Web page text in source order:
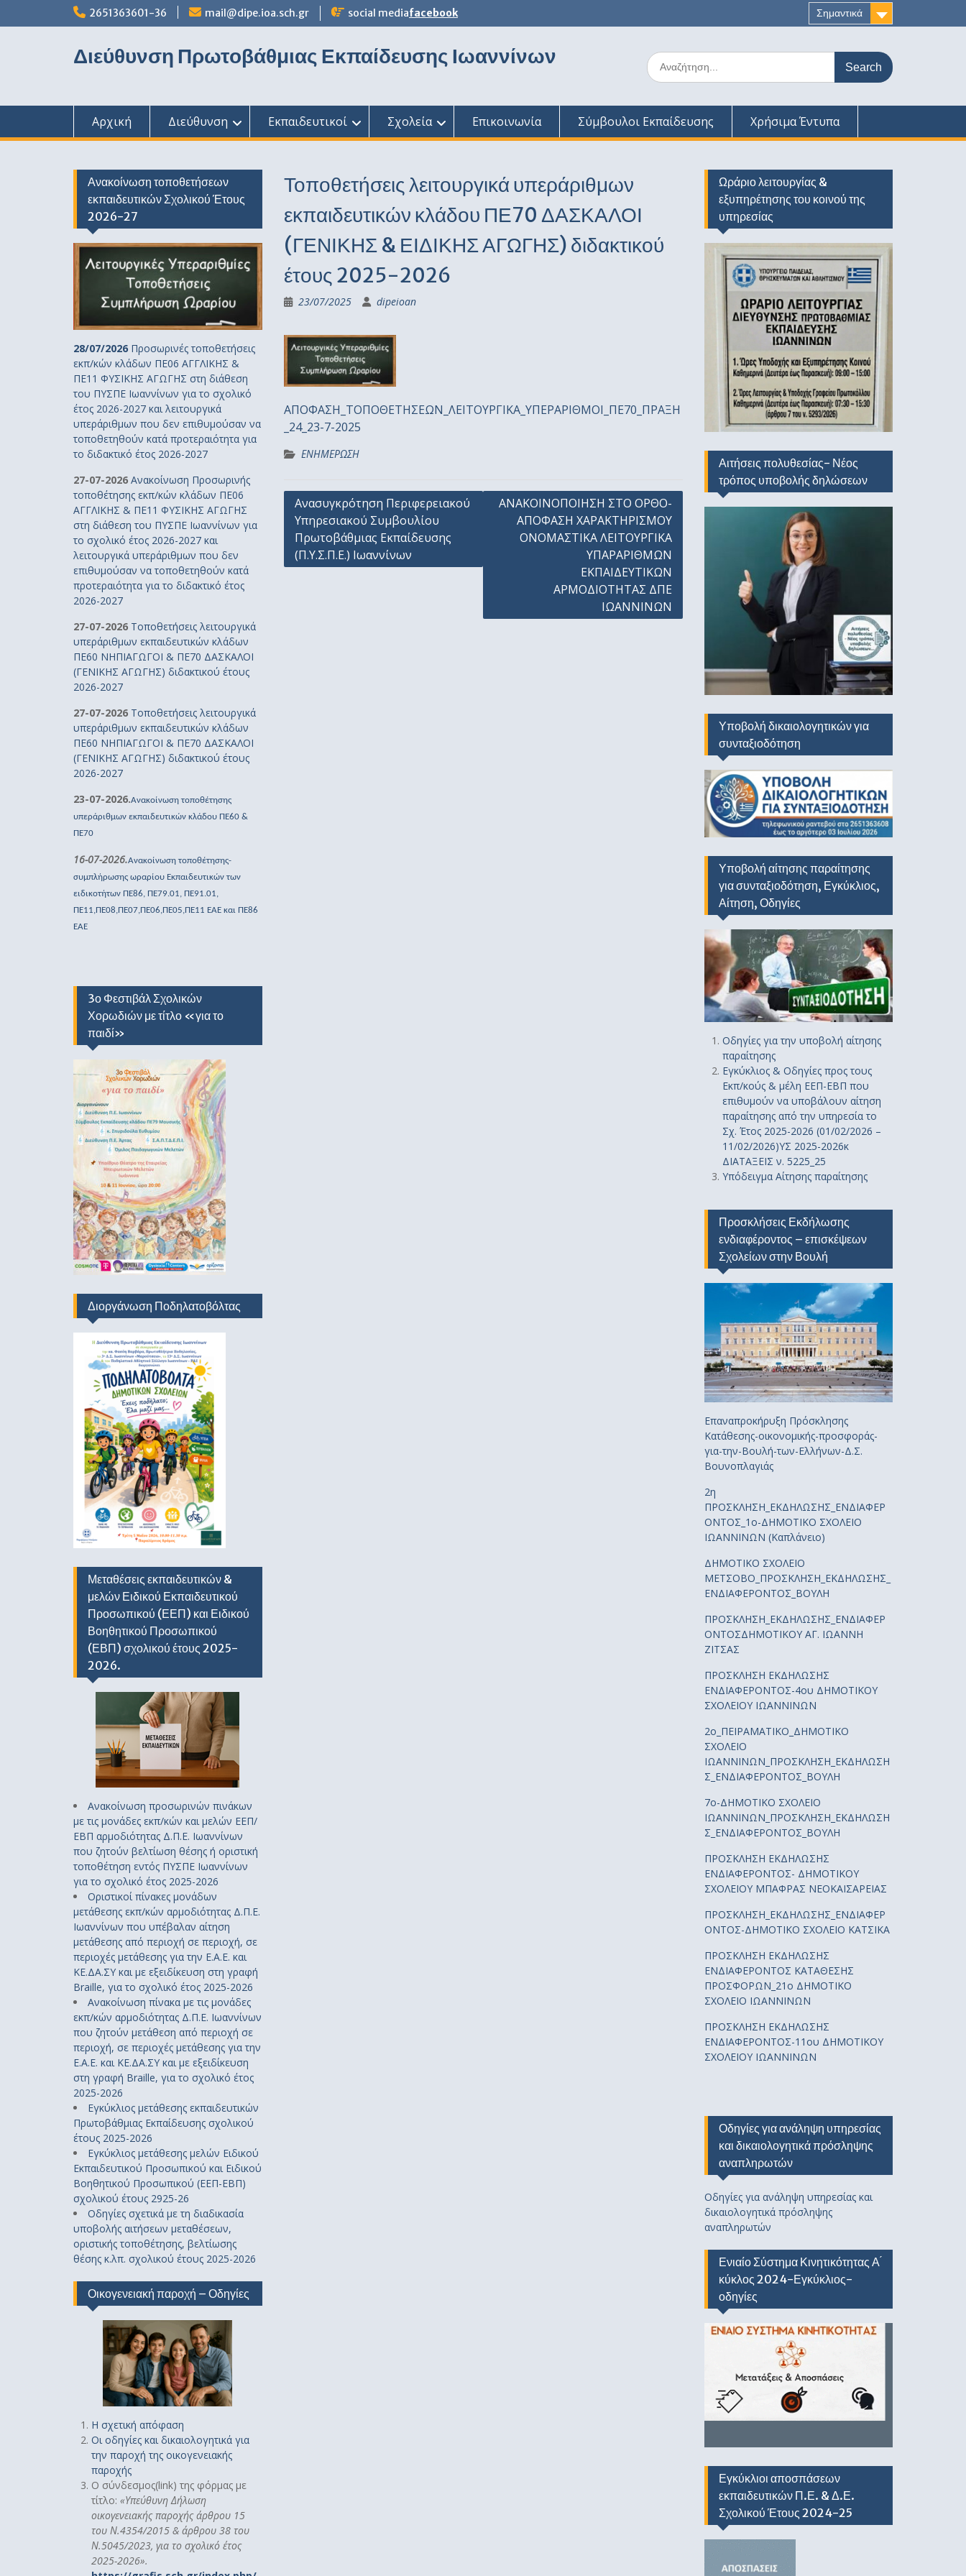
2651363601-36 mail@dipe.ioa.sch.gr social mediafacebook Σημαντικά
Διεύθυνση Πρωτοβάθμιας Εκπαίδευσης Ιωαννίνων
Search
for:
Αρχική Διεύθυνση Εκπαιδευτικοί Σχολεία Επικοινωνία Σύμβουλοι Εκπαίδευσης Χρήσιμα Έντυπα
Τοποθετήσεις λειτουργικά υπεράριθμων
εκπαιδευτικών κλάδου ΠΕ70 ΔΑΣΚΑΛΟΙ
(ΓΕΝΙΚΗΣ & ΕΙΔΙΚΗΣ ΑΓΩΓΗΣ) διδακτικού
έτους 2025-2026
23/07/2025 dipeioan
ΑΠΟΦΑΣΗ_ΤΟΠΟΘΕΤΗΣΕΩΝ_ΛΕΙΤΟΥΡΓΙΚΑ_ΥΠΕΡΑΡΙΘΜΟΙ_ΠΕ70_ΠΡΑΞΗ
_24_23-7-2025
ΕΝΗΜΕΡΩΣΗ
Πλοήγηση
άρθρων
Ανασυγκρότηση Περιφερειακού
Υπηρεσιακού Συμβουλίου
Πρωτοβάθμιας Εκπαίδευσης
(Π.Υ.Σ.Π.Ε.) Ιωαννίνων
ΑΝΑΚΟΙΝΟΠΟΙΗΣΗ ΣΤΟ ΟΡΘΟ-
ΑΠΟΦΑΣΗ ΧΑΡΑΚΤΗΡΙΣΜΟΥ
ΟΝΟΜΑΣΤΙΚΑ ΛΕΙΤΟΥΡΓΙΚΑ
ΥΠΑΡΑΡΙΘΜΩΝ
ΕΚΠΑΙΔΕΥΤΙΚΩΝ
ΑΡΜΟΔΙΟΤΗΤΑΣ ΔΠΕ
ΙΩΑΝΝΙΝΩΝ
Ωράριο λειτουργίας &
εξυπηρέτησης του κοινού της
υπηρεσίας
Αιτήσεις πολυθεσίας- Νέος
τρόπος υποβολής δηλώσεων
Υποβολή δικαιολογητικών για
συνταξιοδότηση
Υποβολή αίτησης παραίτησης
για συνταξιοδότηση, Εγκύκλιος,
Αίτηση, Οδηγίες
Οδηγίεςγια την υποβολή αίτησης
παραίτησης
Εγκύκλιος & Οδηγίες προς τους
Εκπ/κούς & μέλη ΕΕΠ-ΕΒΠ που
επιθυμούν να υποβάλουν αίτηση
παραίτησης από την υπηρεσία το
Σχ. Έτος 2025-2026 (01/02/2026 –
11/02/2026)ΥΣ 2025-2026κ
ΔΙΑΤΑΞΕΙΣ ν. 5225_25
Υπόδειγμα Αίτησης παραίτησης
Προσκλήσεις Εκδήλωσης
ενδιαφέροντος – επισκέψεων
Σχολείων στην Βουλή
Επαναπροκήρυξη Πρόσκλησης
Κατάθεσης-οικονομικής-προσφοράς-
για-την-Βουλή-των-Ελλήνων-Δ.Σ.
Βουνοπλαγιάς
2η
ΠΡΟΣΚΛΗΣΗ_ΕΚΔΗΛΩΣΗΣ_ΕΝΔΙΑΦΕΡ
ΟΝΤΟΣ_1ο-ΔΗΜΟΤΙΚΟ ΣΧΟΛΕΙΟ
ΙΩΑΝΝΙΝΩΝ (Καπλάνειο)
ΔΗΜΟΤΙΚΟ ΣΧΟΛΕΙΟ
ΜΕΤΣΟΒΟ_ΠΡΟΣΚΛΗΣΗ_ΕΚΔΗΛΩΣΗΣ_
ΕΝΔΙΑΦΕΡΟΝΤΟΣ_ΒΟΥΛΗ
ΠΡΟΣΚΛΗΣΗ_ΕΚΔΗΛΩΣΗΣ_ΕΝΔΙΑΦΕΡ
ΟΝΤΟΣΔΗΜΟΤΙΚΟΥ ΑΓ. ΙΩΑΝΝΗ
ΖΙΤΣΑΣ
ΠΡΟΣΚΛΗΣΗ ΕΚΔΗΛΩΣΗΣ
ΕΝΔΙΑΦΕΡΟΝΤΟΣ-4ου ΔΗΜΟΤΙΚΟΥ
ΣΧΟΛΕΙΟΥ ΙΩΑΝΝΙΝΩΝ
2ο_ΠΕΙΡΑΜΑΤΙΚΟ_ΔΗΜΟΤΙΚΟ
ΣΧΟΛΕΙΟ
ΙΩΑΝΝΙΝΩΝ_ΠΡΟΣΚΛΗΣΗ_ΕΚΔΗΛΩΣΗ
Σ_ΕΝΔΙΑΦΕΡΟΝΤΟΣ_ΒΟΥΛΗ
7ο-ΔΗΜΟΤΙΚΟ ΣΧΟΛΕΙΟ
ΙΩΑΝΝΙΝΩΝ_ΠΡΟΣΚΛΗΣΗ_ΕΚΔΗΛΩΣΗ
Σ_ΕΝΔΙΑΦΕΡΟΝΤΟΣ_ΒΟΥΛΗ
ΠΡΟΣΚΛΗΣΗ ΕΚΔΗΛΩΣΗΣ
ΕΝΔΙΑΦΕΡΟΝΤΟΣ- ΔΗΜΟΤΙΚΟΥ
ΣΧΟΛΕΙΟΥ ΜΠΑΦΡΑΣ ΝΕΟΚΑΙΣΑΡΕΙΑΣ
ΠΡΟΣΚΛΗΣΗ_ΕΚΔΗΛΩΣΗΣ_ΕΝΔΙΑΦΕΡ
ΟΝΤΟΣ-ΔΗΜΟΤΙΚΟ ΣΧΟΛΕΙΟ ΚΑΤΣΙΚΑ
ΠΡΟΣΚΛΗΣΗ ΕΚΔΗΛΩΣΗΣ
ΕΝΔΙΑΦΕΡΟΝΤΟΣ ΚΑΤΑΘΕΣΗΣ
ΠΡΟΣΦΟΡΩΝ_21ο ΔΗΜΟΤΙΚΟ
ΣΧΟΛΕΙΟ ΙΩΑΝΝΙΝΩΝ
ΠΡΟΣΚΛΗΣΗ ΕΚΔΗΛΩΣΗΣ
ΕΝΔΙΑΦΕΡΟΝΤΟΣ-11ου ΔΗΜΟΤΙΚΟΥ
ΣΧΟΛΕΙΟΥ ΙΩΑΝΝΙΝΩΝ
Οδηγίες για ανάληψη υπηρεσίας
και δικαιολογητικά πρόσληψης
αναπληρωτών
Οδηγίες για ανάληψη υπηρεσίας και
δικαιολογητικά πρόσληψης
αναπληρωτών
Ενιαίο Σύστημα Κινητικότητας Α ́
κύκλος 2024-Εγκύκλιος-
οδηγίες
Εγκύκλιοι αποσπάσεων
εκπαιδευτικών Π.Ε. & Δ.Ε.
Σχολικού Έτους 2024-25
Ανακοίνωση τοποθετήσεων
εκπαιδευτικών Σχολικού Έτους
2026-27
28/07/2026 Προσωρινές τοποθετήσεις
εκπ/κών κλάδων ΠΕ06 ΑΓΓΛΙΚΗΣ &
ΠΕ11 ΦΥΣΙΚΗΣ ΑΓΩΓΗΣ στη διάθεση
του ΠΥΣΠΕ Ιωαννίνων για το σχολικό
έτος 2026-2027 και λειτουργικά
υπεράριθμων που δεν επιθυμούσαν να
τοποθετηθούν κατά προτεραιότητα για
το διδακτικό έτος 2026-2027
27-07-2026 Ανακοίνωση Προσωρινής
τοποθέτησης εκπ/κών κλάδων ΠΕ06
ΑΓΓΛΙΚΗΣ & ΠΕ11 ΦΥΣΙΚΗΣ ΑΓΩΓΗΣ
στη διάθεση του ΠΥΣΠΕ Ιωαννίνων για
το σχολικό έτος 2026-2027 και
λειτουργικά υπεράριθμων που δεν
επιθυμούσαν να τοποθετηθούν κατά
προτεραιότητα για το διδακτικό έτος
2026-2027
27-07-2026 Τοποθετήσεις λειτουργικά
υπεράριθμων εκπαιδευτικών κλάδων
ΠΕ60 ΝΗΠΙΑΓΩΓΟΙ & ΠΕ70 ΔΑΣΚΑΛΟΙ
(ΓΕΝΙΚΗΣ ΑΓΩΓΗΣ) διδακτικού έτους
2026-2027
27-07-2026 Τοποθετήσεις λειτουργικά
υπεράριθμων εκπαιδευτικών κλάδων
ΠΕ60 ΝΗΠΙΑΓΩΓΟΙ & ΠΕ70 ΔΑΣΚΑΛΟΙ
(ΓΕΝΙΚΗΣ ΑΓΩΓΗΣ) διδακτικού έτους
2026-2027
23-07-2026.Ανακοίνωση τοποθέτησης
υπεράριθμων εκπαιδευτικών κλάδου ΠΕ60 &
ΠΕ70
16-07-2026.Ανακοίνωση τοποθέτησης-
συμπλήρωσης ωραρίου Εκπαιδευτικών των
ειδικοτήτων ΠΕ86, ΠΕ79.01, ΠΕ91.01,
ΠΕ11,ΠΕ08,ΠΕ07,ΠΕ06,ΠΕ05,ΠΕ11 ΕΑΕ και ΠΕ86
ΕΑΕ
3ο Φεστιβάλ Σχολικών
Χορωδιών με τίτλο «για το
παιδί»
Διοργάνωση Ποδηλατοβόλτας
Μεταθέσεις εκπαιδευτικών &
μελών Ειδικού Εκπαιδευτικού
Προσωπικού (ΕΕΠ) και Ειδικού
Βοηθητικού Προσωπικού
(ΕΒΠ) σχολικού έτους 2025-
2026.
Ανακοίνωση προσωρινών πινάκων
με τις μονάδες εκπ/κών και μελών ΕΕΠ/
ΕΒΠ αρμοδιότητας Δ.Π.Ε. Ιωαννίνων
που ζητούν βελτίωση θέσης ή οριστική
τοποθέτηση εντός ΠΥΣΠΕ Ιωαννίνων
για το σχολικό έτος 2025-2026
Οριστικοί πίνακες μονάδων
μετάθεσης εκπ/κών αρμοδιότητας Δ.Π.Ε.
Ιωαννίνων που υπέβαλαν αίτηση
μετάθεσης από περιοχή σε περιοχή, σε
περιοχές μετάθεσης για την Ε.Α.Ε. και
ΚΕ.ΔΑ.ΣΥ και με εξειδίκευση στη γραφή
Braille, για το σχολικό έτος 2025-2026
Ανακοίνωση πίνακα με τις μονάδες
εκπ/κών αρμοδιότητας Δ.Π.Ε. Ιωαννίνων
που ζητούν μετάθεση από περιοχή σε
περιοχή, σε περιοχές μετάθεσης για την
Ε.Α.Ε. και ΚΕ.ΔΑ.ΣΥ και με εξειδίκευση
στη γραφή Braille, για το σχολικό έτος
2025-2026
Εγκύκλιος μετάθεσης εκπαιδευτικών
Πρωτοβάθμιας Εκπαίδευσης σχολικού
έτους 2025-2026
Εγκύκλιος μετάθεσης μελών Ειδικού
Εκπαιδευτικού Προσωπικού και Ειδικού
Βοηθητικού Προσωπικού (ΕΕΠ-ΕΒΠ)
σχολικού έτους 2925-26
Οδηγίες σχετικά με τη διαδικασία
υποβολής αιτήσεων μεταθέσεων,
οριστικής τοποθέτησης, βελτίωσης
θέσης κ.λπ. σχολικού έτους 2025-2026
Οικογενειακή παροχή – Οδηγίες
Η σχετική απόφαση
Οι οδηγίες και δικαιολογητικά για
την παροχή της οικογενειακής
παροχής
Ο σύνδεσμος(link) της φόρμας με
τίτλο: «Υπεύθυνη Δήλωση
οικογενειακής παροχής άρθρου 15
του Ν.4354/2015 & άρθρου 38 του
Ν.5045/2023, για το σχολικό έτος
2025-2026».